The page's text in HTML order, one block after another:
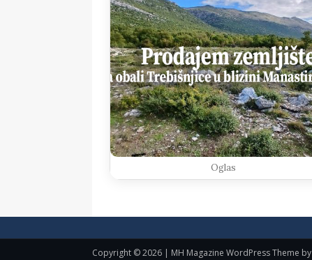
Oglas
Copyright © 2026 | MH Magazine WordPress Theme by